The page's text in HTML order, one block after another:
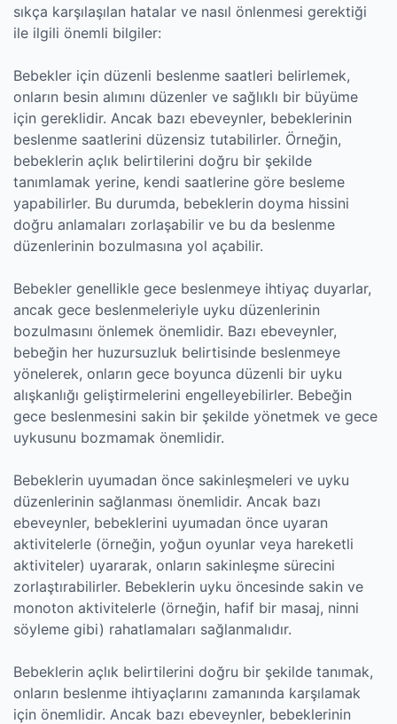
sıkça karşılaşılan hatalar ve nasıl önlenmesi gerektiği
ile ilgili önemli bilgiler:
Bebekler için düzenli beslenme saatleri belirlemek,
onların besin alımını düzenler ve sağlıklı bir büyüme
için gereklidir. Ancak bazı ebeveynler, bebeklerinin
beslenme saatlerini düzensiz tutabilirler. Örneğin,
bebeklerin açlık belirtilerini doğru bir şekilde
tanımlamak yerine, kendi saatlerine göre besleme
yapabilirler. Bu durumda, bebeklerin doyma hissini
doğru anlamaları zorlaşabilir ve bu da beslenme
düzenlerinin bozulmasına yol açabilir.
Bebekler genellikle gece beslenmeye ihtiyaç duyarlar,
ancak gece beslenmeleriyle uyku düzenlerinin
bozulmasını önlemek önemlidir. Bazı ebeveynler,
bebeğin her huzursuzluk belirtisinde beslenmeye
yönelerek, onların gece boyunca düzenli bir uyku
alışkanlığı geliştirmelerini engelleyebilirler. Bebeğin
gece beslenmesini sakin bir şekilde yönetmek ve gece
uykusunu bozmamak önemlidir.
Bebeklerin uyumadan önce sakinleşmeleri ve uyku
düzenlerinin sağlanması önemlidir. Ancak bazı
ebeveynler, bebeklerini uyumadan önce uyaran
aktivitelerle (örneğin, yoğun oyunlar veya hareketli
aktiviteler) uyararak, onların sakinleşme sürecini
zorlaştırabilirler. Bebeklerin uyku öncesinde sakin ve
monoton aktivitelerle (örneğin, hafif bir masaj, ninni
söyleme gibi) rahatlamaları sağlanmalıdır.
Bebeklerin açlık belirtilerini doğru bir şekilde tanımak,
onların beslenme ihtiyaçlarını zamanında karşılamak
için önemlidir. Ancak bazı ebeveynler, bebeklerinin